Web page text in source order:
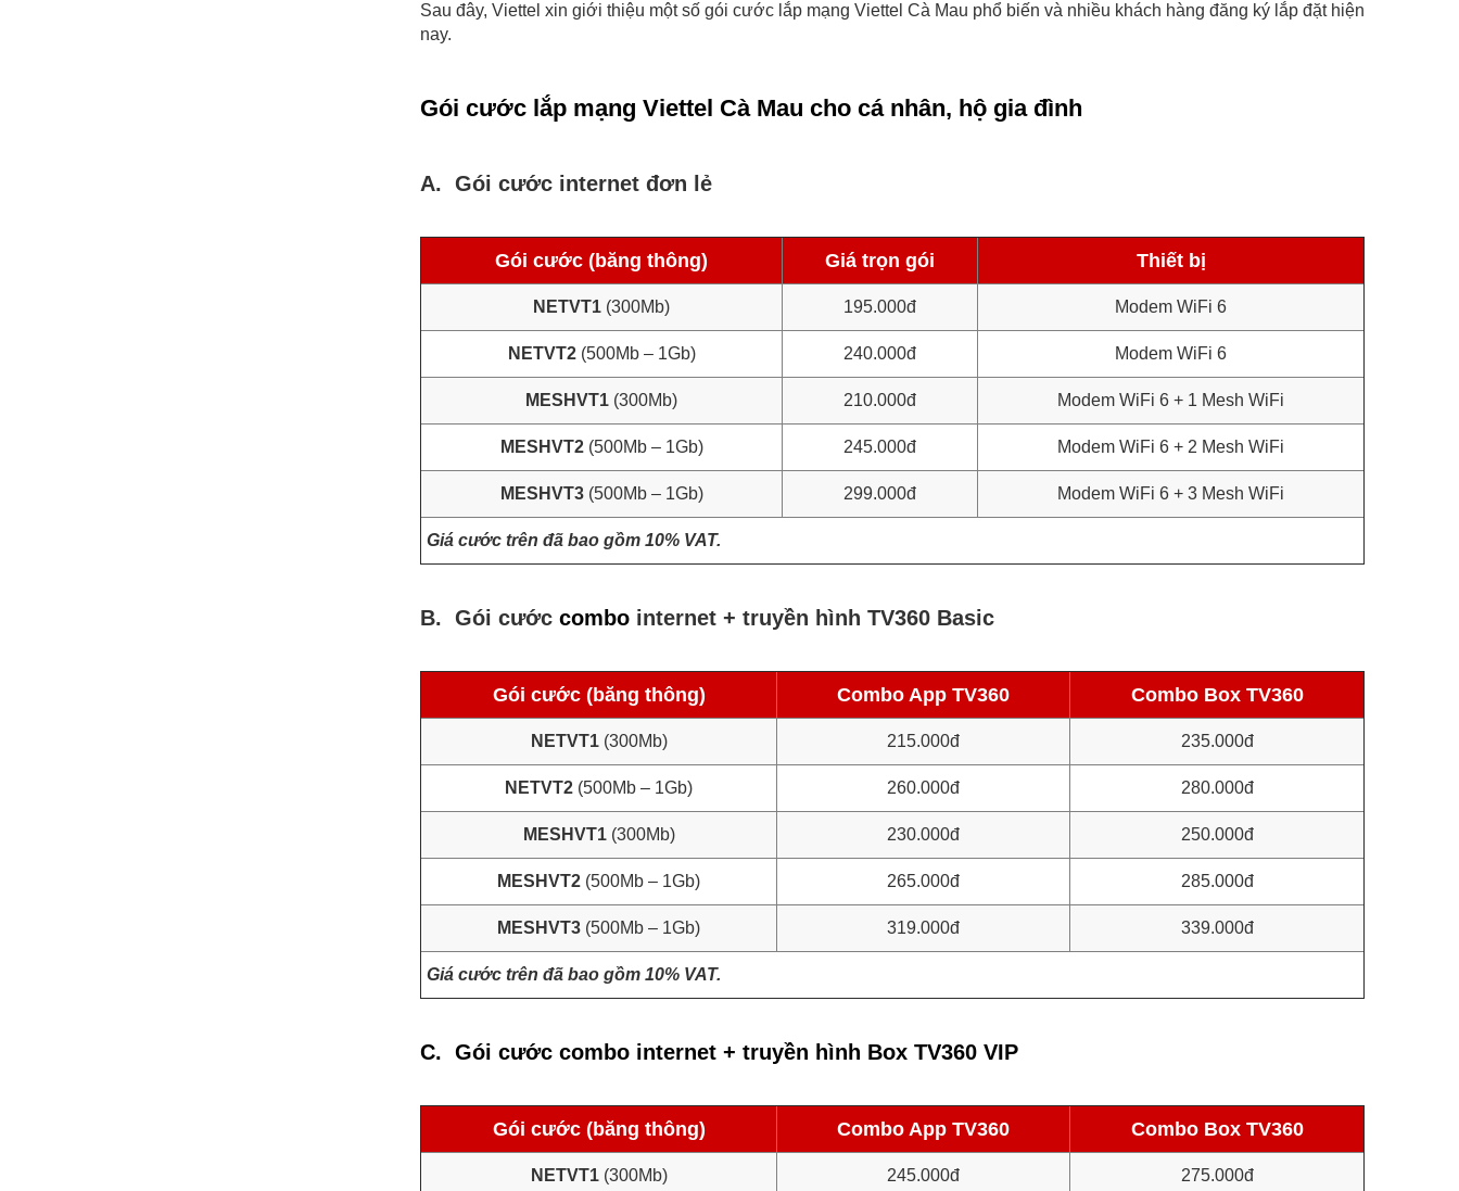
Sau đây, Viettel xin giới thiệu một số gói cước lắp mạng Viettel Cà Mau phổ biến và nhiều khách hàng đăng ký lắp đặt hiện
nay.
Gói cước lắp mạng Viettel Cà Mau cho cá nhân, hộ gia đình
A. Gói cước internet đơn lẻ
Gói cước (băng thông) Giá trọn gói Thiết bị
NETVT1 (300Mb) 195.000đ Modem WiFi 6
NETVT2 (500Mb – 1Gb) 240.000đ Modem WiFi 6
MESHVT1 (300Mb) 210.000đ Modem WiFi 6 + 1 Mesh WiFi
MESHVT2 (500Mb – 1Gb) 245.000đ Modem WiFi 6 + 2 Mesh WiFi
MESHVT3 (500Mb – 1Gb) 299.000đ Modem WiFi 6 + 3 Mesh WiFi
Giá cước trên đã bao gồm 10% VAT.
B. Gói cước combo internet + truyền hình TV360 Basic
Gói cước (băng thông) Combo App TV360 Combo Box TV360
NETVT1 (300Mb) 215.000đ 235.000đ
NETVT2 (500Mb – 1Gb) 260.000đ 280.000đ
MESHVT1 (300Mb) 230.000đ 250.000đ
MESHVT2 (500Mb – 1Gb) 265.000đ 285.000đ
MESHVT3 (500Mb – 1Gb) 319.000đ 339.000đ
Giá cước trên đã bao gồm 10% VAT.
C. Gói cước combo internet + truyền hình Box TV360 VIP
Gói cước (băng thông) Combo App TV360 Combo Box TV360
NETVT1 (300Mb) 245.000đ 275.000đ